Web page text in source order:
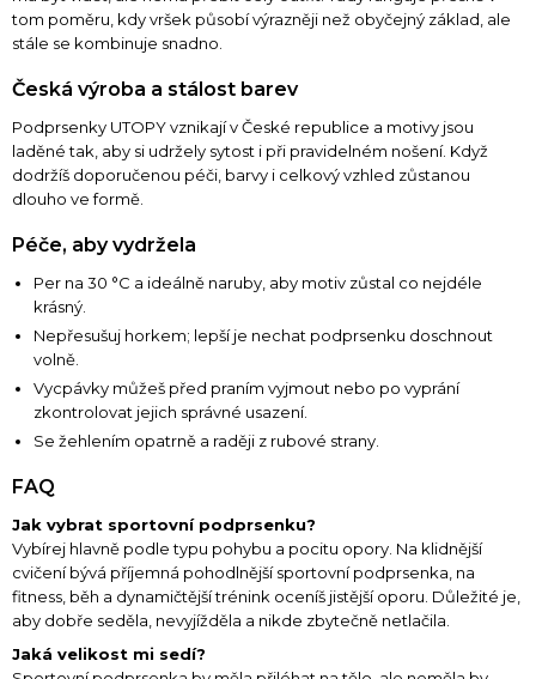
tom poměru, kdy vršek působí výrazněji než obyčejný základ, ale
stále se kombinuje snadno.
Česká výroba a stálost barev
Podprsenky UTOPY vznikají v České republice a motivy jsou
laděné tak, aby si udržely sytost i při pravidelném nošení. Když
dodržíš doporučenou péči, barvy i celkový vzhled zůstanou
dlouho ve formě.
Péče, aby vydržela
Per na 30 °C a ideálně naruby, aby motiv zůstal co nejdéle
krásný.
Nepřesušuj horkem; lepší je nechat podprsenku doschnout
volně.
Vycpávky můžeš před praním vyjmout nebo po vyprání
zkontrolovat jejich správné usazení.
Se žehlením opatrně a raději z rubové strany.
FAQ
Jak vybrat sportovní podprsenku?
Vybírej hlavně podle typu pohybu a pocitu opory. Na klidnější
cvičení bývá příjemná pohodlnější sportovní podprsenka, na
fitness, běh a dynamičtější trénink oceníš jistější oporu. Důležité je,
aby dobře seděla, nevyjížděla a nikde zbytečně netlačila.
Jaká velikost mi sedí?